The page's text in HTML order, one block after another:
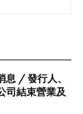
/ 發行人、
司結束營業及